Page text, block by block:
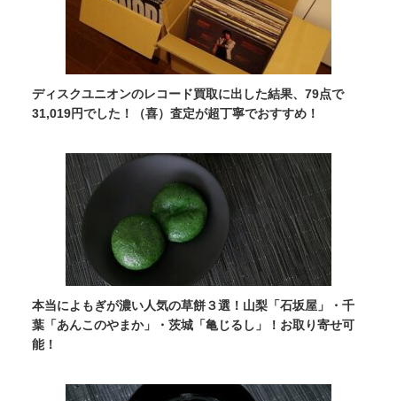
ディスクユニオンのレコード買取に出した結果、79点で
31,019円でした！（喜）査定が超丁寧でおすすめ！
本当によもぎが濃い人気の草餅３選！山梨「石坂屋」・千
葉「あんこのやまか」・茨城「亀じるし」！お取り寄せ可
能！